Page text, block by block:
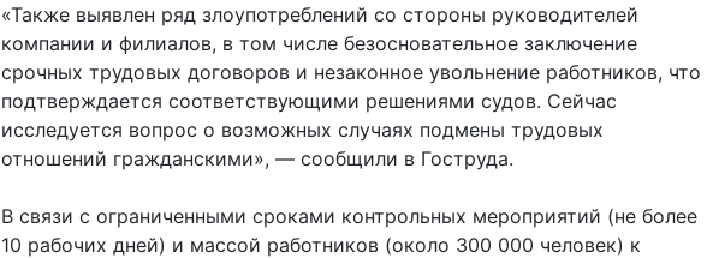
«Также выявлен ряд злоупотреблений со стороны руководителей
компании и филиалов, в том числе безосновательное заключение
срочных трудовых договоров и незаконное увольнение работников, что
подтверждается соответствующими решениями судов. Сейчас
исследуется вопрос о возможных случаях подмены трудовых
отношений гражданскими», — сообщили в Гоструда.
В связи с ограниченными сроками контрольных мероприятий (не более
10 рабочих дней) и массой работников (около 300 000 человек) к